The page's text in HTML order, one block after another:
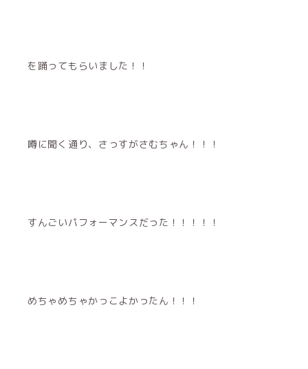
を踊ってもらいました！！
噂に聞く通り、さっすがさむちゃん！！！
すんごいパフォーマンスだった！！！！！
めちゃめちゃかっこよかったん！！！